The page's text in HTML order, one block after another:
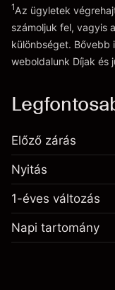
1Az ügyletek
számoljuk fel, vagyis
különbséget. Bővebb
weboldalunk Díjak és
Előző zárás
Nyitás
1-éves változás
Napi tartomány